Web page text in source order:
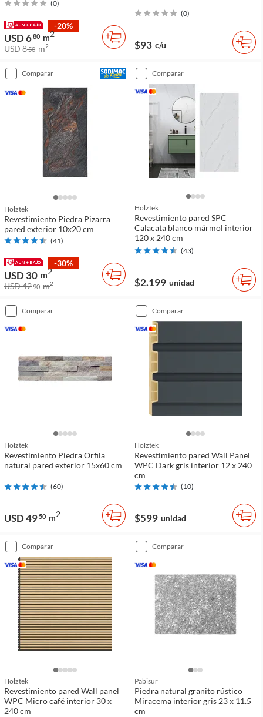
(0)
-20%
USD 680 m2
USD 850 m2
(0)
$93 c/u
comparar
Holztek
Revestimiento Piedra Pizarra
pared exterior 10x20 cm
(41)
-30%
USD 30 m2
USD 4290 m2
comparar
Holztek
Revestimiento pared SPC
Calacata blanco mármol interior
120 x 240 cm
(43)
$2.199 unidad
comparar
Holztek
Revestimiento Piedra Orfila
natural pared exterior 15x60 cm
(60)
USD 4950 m2
comparar
Holztek
Revestimiento pared Wall Panel
WPC Dark gris interior 12 x 240
cm
(10)
$599 unidad
comparar
Holztek
Revestimiento pared Wall panel
WPC Micro café interior 30 x
240 cm
comparar
Pabisur
Piedra natural granito rústico
Miracema interior gris 23 x 11.5
cm